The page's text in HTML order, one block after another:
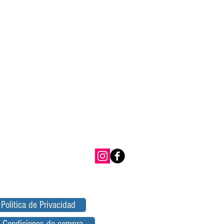
Politica de Privacidad